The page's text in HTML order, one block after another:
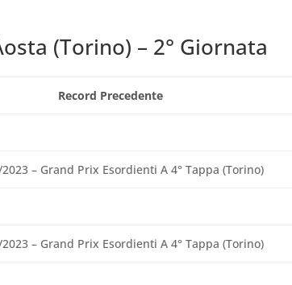
(Torino) – 2° Giornata
Record Precedente
– Grand Prix Esordienti A 4° Tappa (Torino)
– Grand Prix Esordienti A 4° Tappa (Torino)